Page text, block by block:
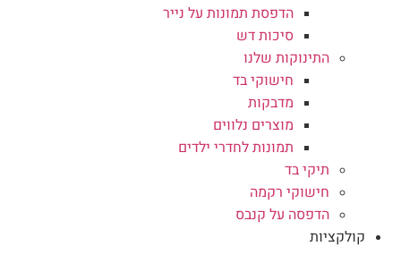
הדפסת תמונות על נייר
סיכות דש
התינוקות שלנו
חישוקי בד
מדבקות
מוצרים נלווים
תמונות לחדרי ילדים
תיקי בד
חישוקי רקמה
הדפסה על קנבס
קולקציות